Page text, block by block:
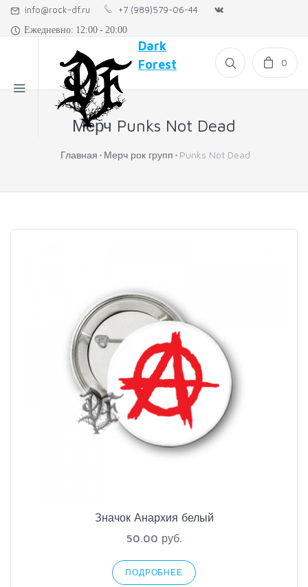
info@rock-df.ru +7 (989)579-06-44
Ежедневно: 12:00 - 20:00
Dark
Forest
0
Мерч Punks Not Dead
Главная Мерч рок групп Punks Not Dead
Значок Анархия белый
50.00 руб.
ПОДРОБНЕЕ